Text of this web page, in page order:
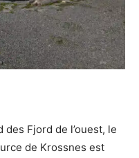
Fjord de l’ouest, le
de Krossnes est